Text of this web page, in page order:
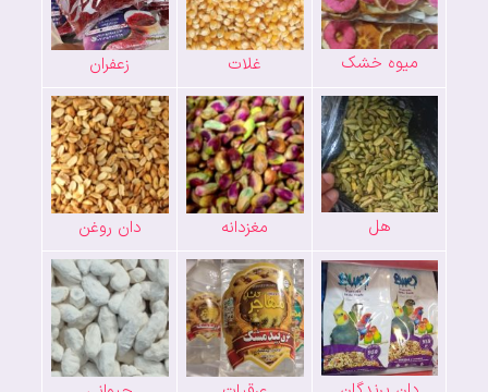
میوه خشک غلات زعفران
هل مغزدانه دان روغن